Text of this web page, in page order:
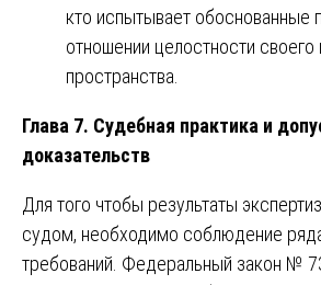
кто испытывает обоснованные
отношении целостности
пространства.
Глава 7. Судебная практика и
доказательств
Для того чтобы результаты
судом, необходимо соблюдение
требований. Федеральный закон №